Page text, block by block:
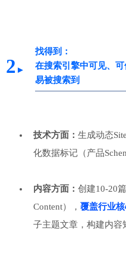
2 ►
找得到：
在搜索引擎中可见、可
易被搜索到
技术方面： 生成动态
化数据标记（产品
内容方面： 创建10-20
Content）， 覆盖行业核
子主题文章，构建内容